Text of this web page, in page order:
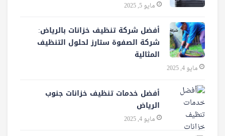
مايو 5, 2025
أفضل شركة تنظيف خزانات بالرياض:
شركة الصفوة ستارز لحلول التنظيف
المثالية
مايو 4, 2025
أفضل خدمات تنظيف خزانات جنوب
الرياض
مايو 4, 2025